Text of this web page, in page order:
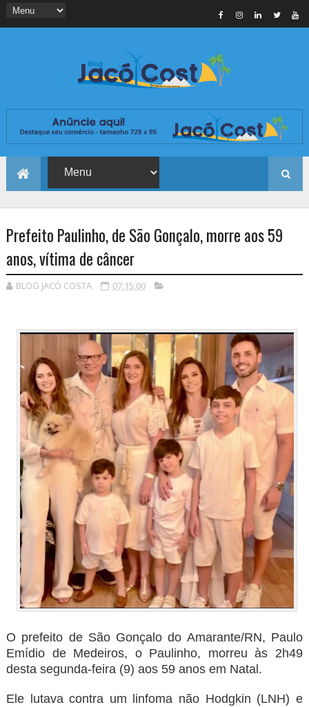
Prefeito Paulinho, de São Gonçalo, morre aos 59
anos, vítima de câncer
BLOG JACÓ COSTA 07:15:00
O prefeito de São Gonçalo do Amarante/RN, Paulo
Emídio de Medeiros, o Paulinho, morreu às 2h49
desta segunda-feira (9) aos 59 anos em Natal.
Ele lutava contra um linfoma não Hodgkin (LNH) e